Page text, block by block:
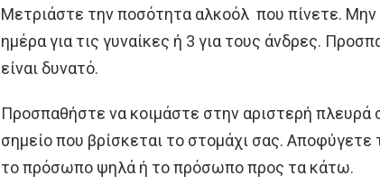
Μετριάστε την ποσότητα αλκοόλ που πίνετε. Μην
ημέρα για τις γυναίκες ή 3 για τους άνδρες.
είναι δυνατό.
Προσπαθήστε να κοιμάστε στην αριστερή πλευρά
σημείο που βρίσκεται το στομάχι σας. Αποφύγετε
το πρόσωπο ψηλά ή το πρόσωπο προς τα κάτω.